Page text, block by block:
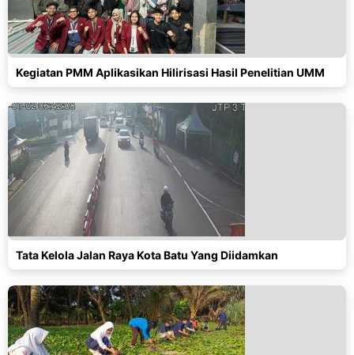
Kegiatan PMM Aplikasikan Hilirisasi Hasil Penelitian UMM
Tata Kelola Jalan Raya Kota Batu Yang Diidamkan